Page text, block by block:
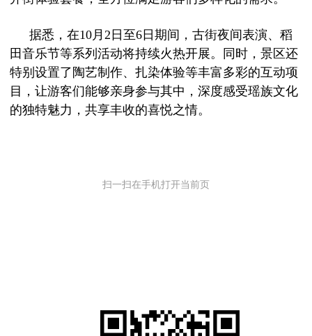
据悉，在10月2日至6日期间，古街夜间表演、稻
田音乐节等系列活动将持续火热开展。同时，景区还
特别设置了陶艺制作、扎染体验等丰富多彩的互动项
目，让游客们能够亲身参与其中，深度感受瑶族文化
的独特魅力，共享丰收的喜悦之情。
扫一扫在手机打开当前页